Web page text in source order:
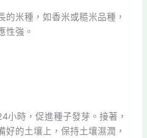
米種，如香米或糙米品種，
性強。
小時，促進種子發芽。接著，
的土壤上，保持土壤濕潤，